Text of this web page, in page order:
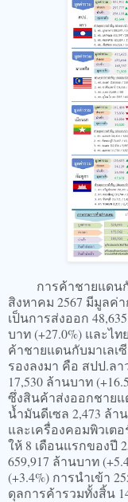
การค้าชายแดนกับ
สิงหาคม 2567 มีมูลค่
เป็นการส่งออก
บาท (+27.0%) และไ
ค้าชายแดนกับมาเลเ
รองลงมา คือ สปป.ลา
17,530 ล้านบาท
ซึ่งสินค้าส่งออกชายแ
น้ำมันดีเซล 2,473 ล้า
และเครื่องคอมพิวเต
ให้ 8 เดือนแรกของปี
659,917 ล้านบาท
(+3.4%) การนำเข้า
ดุลการค้ารวมทั้งสิ้น